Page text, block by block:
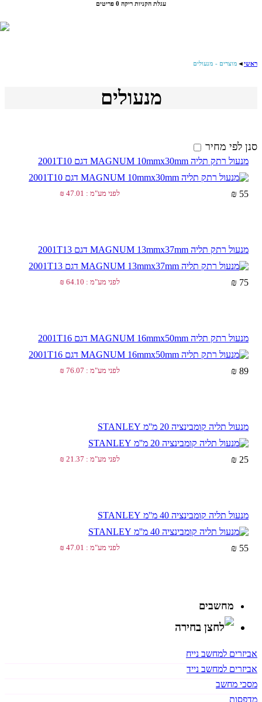
עגלת הקניות ריקה 0 פריטים
ראשי◄ מוצרים - מנעולים
מנעולים
סנן לפי מחיר
מנעול רתק תליה MAGNUM 10mmx30mm דגם 2001T10
לפני מע"מ : 47.01 ₪ 55 ₪
מנעול רתק תליה MAGNUM 13mmx37mm דגם 2001T13
לפני מע"מ : 64.10 ₪ 75 ₪
מנעול רתק תליה MAGNUM 16mmx50mm דגם 2001T16
לפני מע"מ : 76.07 ₪ 89 ₪
מנעול תליה קומבינציה 20 מ''מ STANLEY
לפני מע"מ : 21.37 ₪ 25 ₪
מנעול תליה קומבינציה 40 מ''מ STANLEY
לפני מע"מ : 47.01 ₪ 55 ₪
מחשבים
אביזרים למחשב נייח
אביזרים למחשב נייד
מסכי מחשב
מדפסות